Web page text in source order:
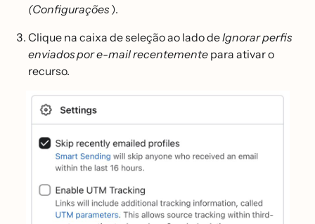
(Configurações).
Clique na caixa de seleção ao lado deIgnorar perfis
enviados por e-mail recentemente para ativar o
recurso.